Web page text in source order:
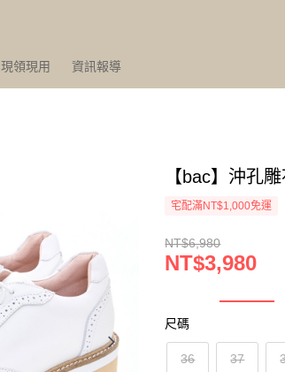
現領現用 資訊報導
【bac】沖孔
宅配滿NT$1,000免運
NT$6,980
NT$3,980
尺碼
36 37